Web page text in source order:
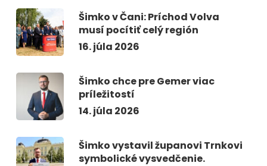
Šimko v Čani: Príchod Volva
musí pocítiť celý región
16. júla 2026
Šimko chce pre Gemer viac
príležitostí
14. júla 2026
Šimko vystavil županovi Trnkovi
symbolické vysvedčenie.